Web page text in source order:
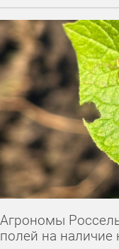
Агрономы
полей на наличие